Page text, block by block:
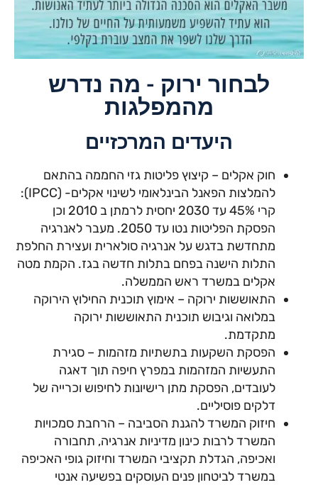
לבחור ירוק - מה נדרש
מהמפלגות
היעדים המרכזיים
חוק אקלים – קיצוץ פליטות גזי החממה בהתאם
להמלצות הפאנל הבינלאומי לשינוי אקלים- (IPCC):
קרי 45% עד 2030 יחסית לרמתן ב 2010 וכן
הפסקת הפליטות נטו עד 2050. מעבר לאנרגיה
מתחדשת בדגש על אנרגיה סולארית ועצירת החלפת
התלות הישנה בפחם בתלות חדשה בגז. הקמת מטה
אקלים במשרד ראש הממשלה.
התאוששות ירוקה – אימוץ תוכנית החילוץ הירוקה
במלואה וגיבוש תוכנית התאוששות ירוקה
מתקדמת.
הפסקת השקעות בתשתיות מזהמות – סגירת
התעשיות המזהמות במפרץ חיפה תוך דאגה
לעובדים, הפסקת מתן רישיונות לחיפוש וכרייה של
דלקים פוסיליים.
חיזוק המשרד להגנת הסביבה – הרחבת סמכויות
המשרד לרבות כינון מדיניות אנרגיה, תחבורה
ואכיפה, הגדלת תקציבי המשרד וחיזוק גופי האכיפה
במשרד לביטחון פנים העוסקים בפשיעה אנטי